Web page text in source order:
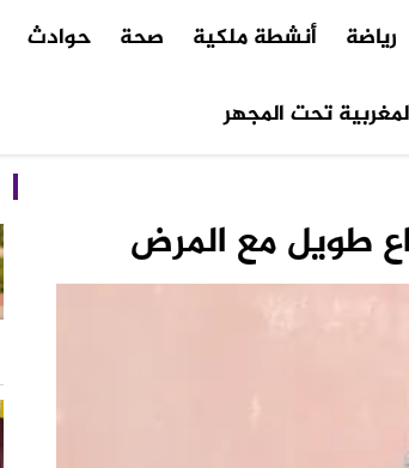
رياضة أنشطة ملكية صحة حوادث
تحت المجهر
طويل مع المرض